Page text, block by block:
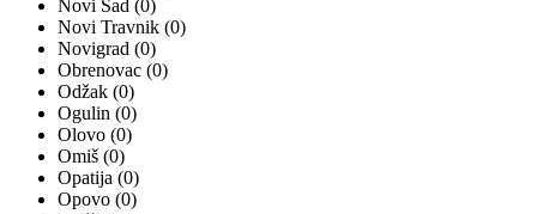
Novi Sad (0)
Novi Travnik (0)
Novigrad (0)
Obrenovac (0)
Odžak (0)
Ogulin (0)
Olovo (0)
Omiš (0)
Opatija (0)
Opovo (0)